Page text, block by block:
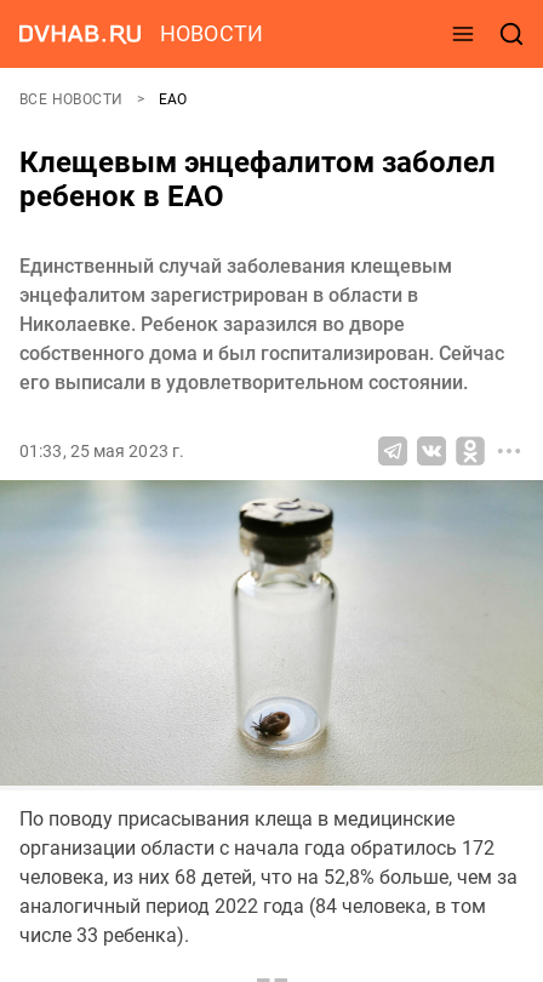
НОВОСТИ
ВСЕ НОВОСТИ ЕАО
Клещевым энцефалитом заболел
ребенок в ЕАО
Единственный случай заболевания клещевым
энцефалитом зарегистрирован в области в
Николаевке. Ребенок заразился во дворе
собственного дома и был госпитализирован. Сейчас
его выписали в удовлетворительном состоянии.
01:33, 25 мая 2023 г.
По поводу присасывания клеща в медицинские
организации области с начала года обратилось 172
человека, из них 68 детей, что на 52,8% больше, чем за
аналогичный период 2022 года (84 человека, в том
числе 33 ребенка).